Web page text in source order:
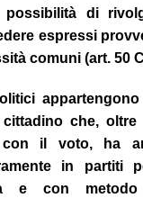
di
espressi
comuni (art. 50
che,
con il voto, ha
in partiti
e con metodo